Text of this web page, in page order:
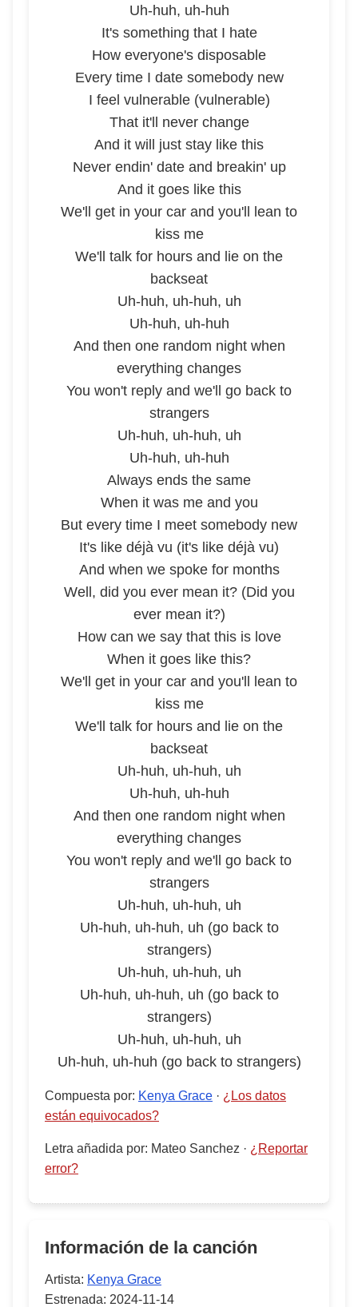
Uh-huh, uh-huh
It's something that I hate
How evеryone's disposable
Every timе I date somebody new
I feel vulnerable (vulnerable)
That it'll never change
And it will just stay like this
Never endin' date and breakin' up
And it goes like this
We'll get in your car and you'll lean to
kiss me
We'll talk for hours and lie on the
backseat
Uh-huh, uh-huh, uh
Uh-huh, uh-huh
And then one random night when
everything changes
You won't reply and we'll go back to
strangers
Uh-huh, uh-huh, uh
Uh-huh, uh-huh
Always ends the same
When it was me and you
But every time I meet somebody new
It's like déjà vu (it's like déjà vu)
And when we spoke for months
Well, did you ever mean it? (Did you
ever mean it?)
How can we say that this is love
When it goes like this?
We'll get in your car and you'll lean to
kiss me
We'll talk for hours and lie on the
backseat
Uh-huh, uh-huh, uh
Uh-huh, uh-huh
And then one random night when
everything changes
You won't reply and we'll go back to
strangers
Uh-huh, uh-huh, uh
Uh-huh, uh-huh, uh (go back to
strangers)
Uh-huh, uh-huh, uh
Uh-huh, uh-huh, uh (go back to
strangers)
Uh-huh, uh-huh, uh
Uh-huh, uh-huh (go back to strangers)
Compuesta por: Kenya Grace · ¿Los datos
están equivocados?
Letra añadida por: Mateo Sanchez · ¿Reportar
error?
Información de la canción
Artista: Kenya Grace
Estrenada: 2024-11-14